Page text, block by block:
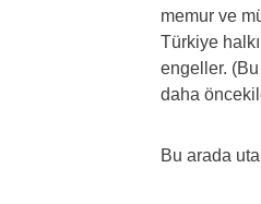
memur ve
Türkiye
engeller.
daha
Bu arada